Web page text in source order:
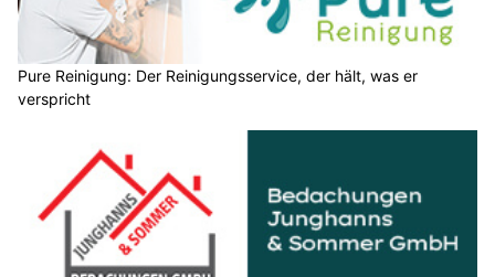
Pure Reinigung: Der Reinigungsservice, der hält, was er
verspricht